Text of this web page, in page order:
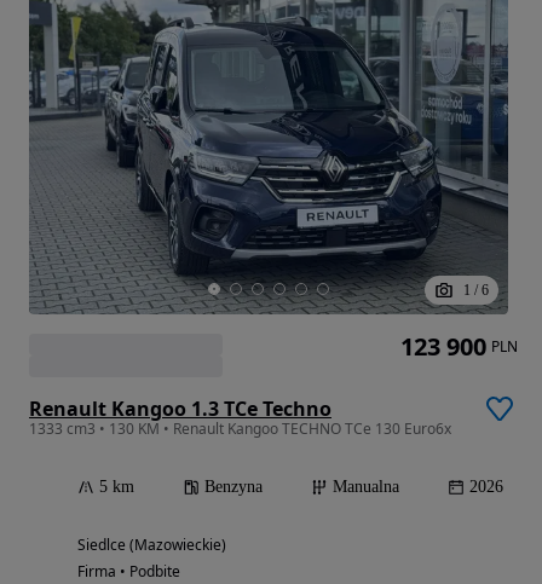
1 / 6
Renault Kangoo 1.3 TCe Techno
1333 cm3 • 130 KM • Renault Kangoo TECHNO TCe 130 Euro6x
5 km Benzyna Manualna 2026
Siedlce (Mazowieckie)
Firma • Podbite
123 900 PLN